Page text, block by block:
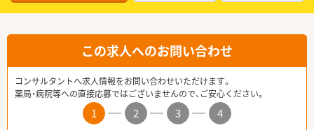
この求人へのお問い合わせ
コンサルタントへ求人情報をお問い合わせいただけます。
薬局・病院等への直接応募ではございませんので、ご安心ください。
1 2 3
4